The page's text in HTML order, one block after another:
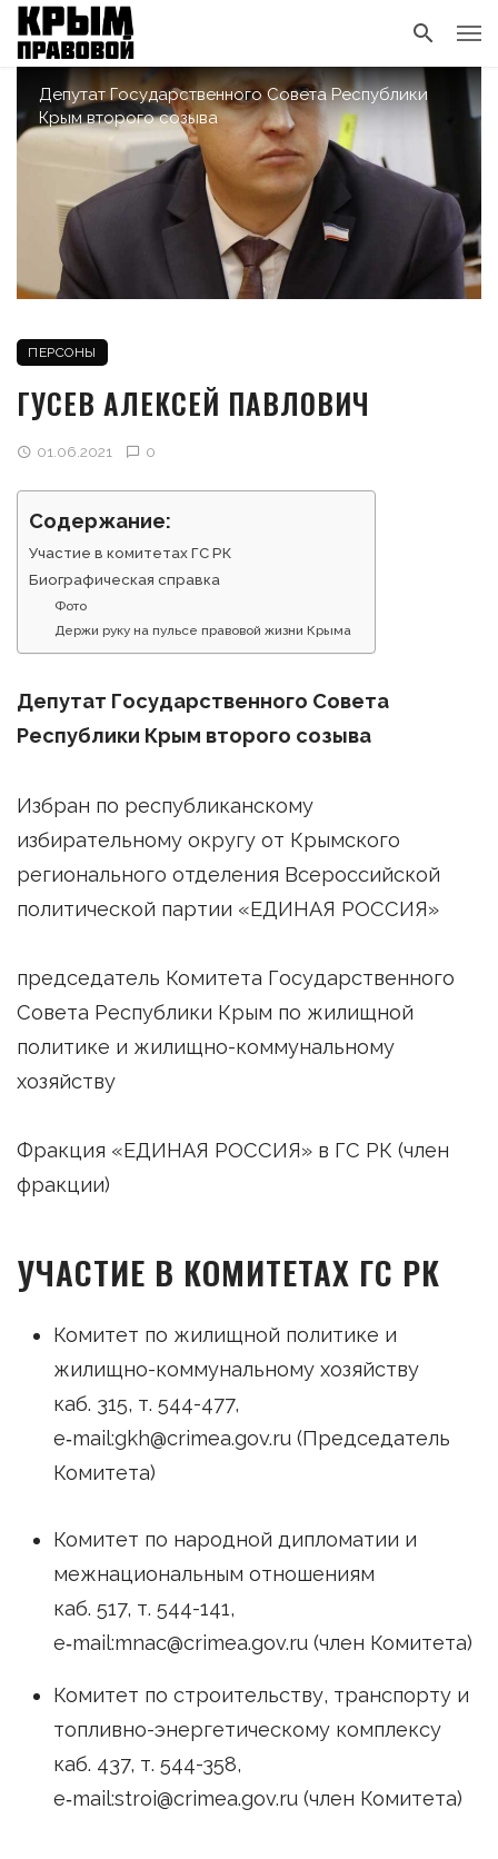
Депутат Государственного Совета Республики
Крым второго созыва
ПЕРСОНЫ
ГУСЕВ АЛЕКСЕЙ ПАВЛОВИЧ
01.06.2021 0
Содержание:
Участие в комитетах ГС РК
Биографическая справка
Фото
Держи руку на пульсе правовой жизни Крыма
Депутат Государственного Совета
Республики Крым второго созыва
Избран по республиканскому
избирательному округу от Крымского
регионального отделения Всероссийской
политической партии «ЕДИНАЯ РОССИЯ»
председатель Комитета Государственного
Совета Республики Крым по жилищной
политике и жилищно-коммунальному
хозяйству
Фракция «ЕДИНАЯ РОССИЯ» в ГС РК (член
фракции)
УЧАСТИЕ В КОМИТЕТАХ ГС РК
Комитет по жилищной политике и
жилищно-коммунальному хозяйству
каб. 315, т. 544-477,
e‑mail:gkh@crimea.gov.ru (Председатель
Комитета)
Комитет по народной дипломатии и
межнациональным отношениям
каб. 517, т. 544-141,
e‑mail:mnac@crimea.gov.ru (член Комитета)
Комитет по строительству, транспорту и
топливно-энергетическому комплексу
каб. 437, т. 544-358,
e‑mail:stroi@crimea.gov.ru (член Комитета)